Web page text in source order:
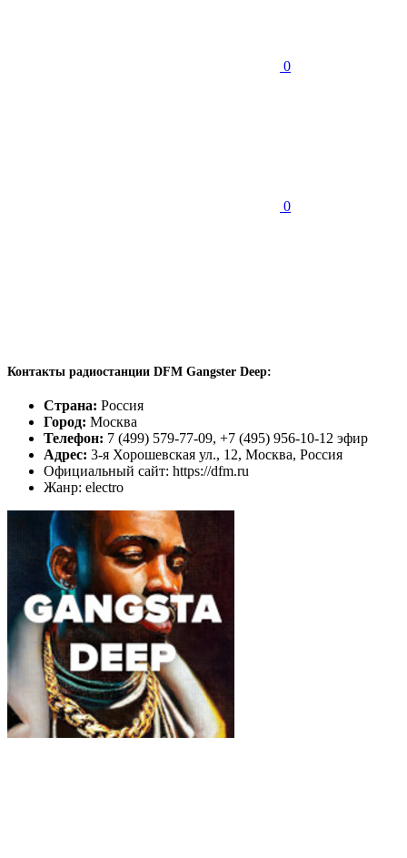
0
0
Контакты радиостанции DFM Gangster Deep:
Страна: Россия
Город: Москва
Телефон: 7 (499) 579-77-09, +7 (495) 956-10-12 эфир
Адрес: 3-я Хорошевская ул., 12, Москва, Россия
Официальный сайт: https://dfm.ru
Жанр: electro